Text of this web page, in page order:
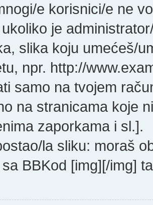
e korisnici/e ne
je
slika koju umećeš/
npr. http://
samo na tvojem
na stranicama koje
zaporkama i sl.].
la sliku: moraš
BBKod [img][/img]